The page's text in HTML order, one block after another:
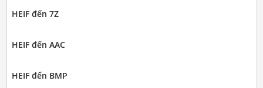
HEIF đến 7Z
HEIF đến AAC
HEIF đến BMP